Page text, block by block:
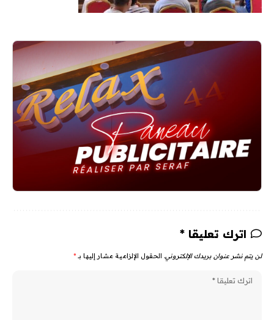
اترك تعليقا *
لن يتم نشر عنوان بريدك الإلكتروني. الحقول الإلزامية مشار إليها بـ *